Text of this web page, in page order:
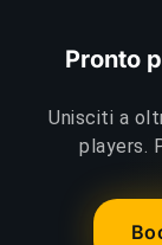
Pronto
Unisciti a
players.